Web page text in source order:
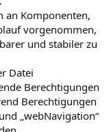
an Komponenten,
vorgenommen,
und stabiler zu
Datei
Berechtigungen
Berechtigungen
„webNavigation“